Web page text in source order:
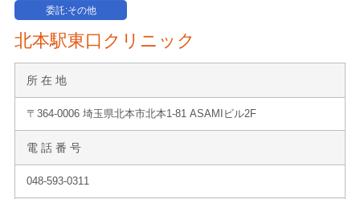
委託:その他
北本駅東口クリニック
所 在 地
〒364-0006 埼玉県北本市北本1-81 ASAMIビル2F
電 話 番 号
048-593-0311